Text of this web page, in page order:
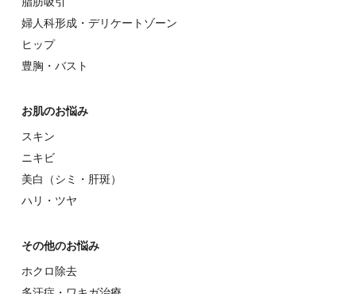
婦⼈科形成・デリケートゾーン
ヒップ
豊胸・バスト
お肌のお悩み
スキン
ニキビ
美⽩（シミ・肝斑）
ハリ・ツヤ
その他のお悩み
ホクロ除去